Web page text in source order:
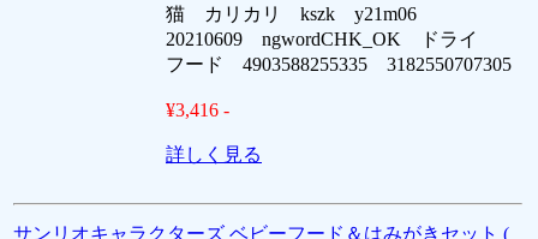
猫 カリカリ kszk y21m06
20210609 ngwordCHK_OK ドライ
フード 4903588255335 3182550707305
¥3,416 -
詳しく見る
サンリオキャラクターズ ベビーフード＆はみがきセット (